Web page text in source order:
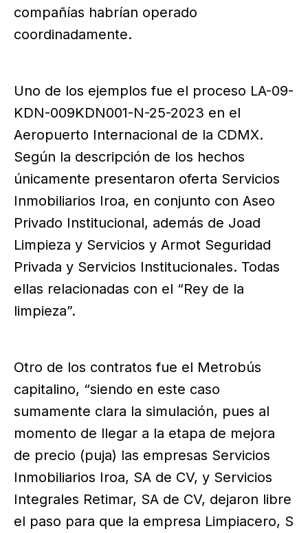
compañías habrían operado
coordinadamente.
Uno de los ejemplos fue el proceso LA-09-
KDN-009KDN001-N-25-2023 en el
Aeropuerto Internacional de la CDMX.
Según la descripción de los hechos
únicamente presentaron oferta Servicios
Inmobiliarios Iroa, en conjunto con Aseo
Privado Institucional, además de Joad
Limpieza y Servicios y Armot Seguridad
Privada y Servicios Institucionales. Todas
ellas relacionadas con el “Rey de la
limpieza”.
Otro de los contratos fue el Metrobús
capitalino, “siendo en este caso
sumamente clara la simulación, pues al
momento de llegar a la etapa de mejora
de precio (puja) las empresas Servicios
Inmobiliarios Iroa, SA de CV, y Servicios
Integrales Retimar, SA de CV, dejaron libre
el paso para que la empresa Limpiacero, S